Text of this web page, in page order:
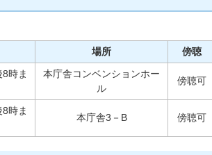
場所 傍聴
時ま
本庁舎コンベンションホー
ル
傍聴可
時ま
本庁舎3－B 傍聴可